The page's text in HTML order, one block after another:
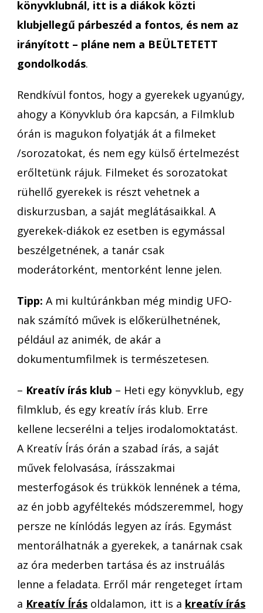
könyvklubnál, itt is a diákok közti
klubjellegű párbeszéd a fontos, és nem az
irányított – pláne nem a BEÜLTETETT
gondolkodás.
Rendkívül fontos, hogy a gyerekek ugyanúgy,
ahogy a Könyvklub óra kapcsán, a Filmklub
órán is magukon folyatják át a filmeket
/sorozatokat, és nem egy külső értelmezést
erőltetünk rájuk. Filmeket és sorozatokat
rühellő gyerekek is részt vehetnek a
diskurzusban, a saját meglátásaikkal. A
gyerekek-diákok ez esetben is egymással
beszélgetnének, a tanár csak
moderátorként, mentorként lenne jelen.
Tipp: A mi kultúránkban még mindig UFO-
nak számító művek is előkerülhetnének,
például az animék, de akár a
dokumentumfilmek is természetesen.
– Kreatív írás klub – Heti egy könyvklub, egy
filmklub, és egy kreatív írás klub. Erre
kellene lecserélni a teljes irodalomoktatást.
A Kreatív Írás órán a szabad írás, a saját
művek felolvasása, írásszakmai
mesterfogások és trükkök lennének a téma,
az én jobb agyféltekés módszeremmel, hogy
persze ne kínlódás legyen az írás. Egymást
mentorálhatnák a gyerekek, a tanárnak csak
az óra mederben tartása és az instruálás
lenne a feladata. Erről már rengeteget írtam
a Kreatív Írás oldalamon, itt is a kreatív írás